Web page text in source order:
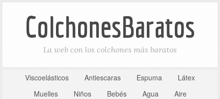
ColchonesBaratos
La web con los colchones más baratos
Viscoelásticos Antiescaras Espuma
Látex
Muelles
Niños Bebés Agua
Aire